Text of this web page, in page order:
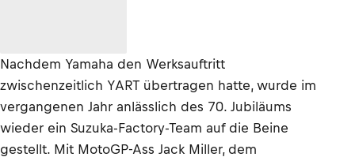
Nachdem Yamaha den Werksauftritt
zwischenzeitlich YART übertragen hatte, wurde im
vergangenen Jahr anlässlich des 70. Jubiläums
wieder ein Suzuka-Factory-Team auf die Beine
gestellt. Mit MotoGP-Ass Jack Miller, dem